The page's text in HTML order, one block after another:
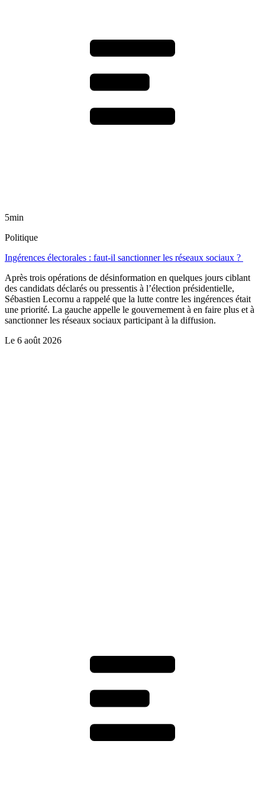
5min
Politique
Ingérences électorales : faut-il sanctionner les réseaux sociaux ?
Après trois opérations de désinformation en quelques jours ciblant
des candidats déclarés ou pressentis à l’élection présidentielle,
Sébastien Lecornu a rappelé que la lutte contre les ingérences était
une priorité. La gauche appelle le gouvernement à en faire plus et à
sanctionner les réseaux sociaux participant à la diffusion.
Le 6 août 2026